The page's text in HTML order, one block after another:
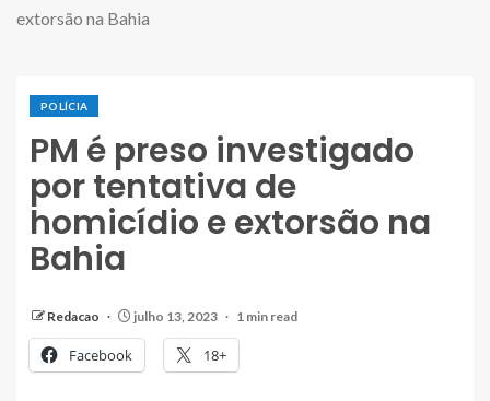
extorsão na Bahia
POLÍCIA
PM é preso investigado
por tentativa de
homicídio e extorsão na
Bahia
Redacao julho 13, 2023 1 min read
Facebook 18+